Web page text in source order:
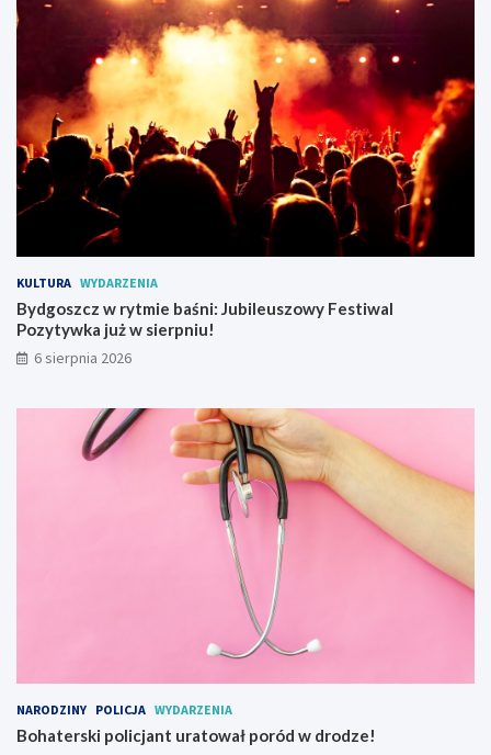
y
c
a
r
u
c
h
m
w
a
j
y
KULTURA WYDARZENIA
Bydgoszcz w rytmie baśni: Jubileuszowy Festiwal
Pozytywka już w sierpniu!
6 sierpnia 2026
NARODZINY POLICJA WYDARZENIA
Bohaterski policjant uratował poród w drodze!